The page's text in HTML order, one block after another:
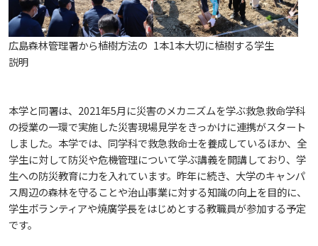
教育に関する基本方針
生）
アドミッション・ポリシー（2024～2026年度入学
生）
カリキュラム・ポリシー（2024年度以降入学生）
カリキュラム・ポリシー（2023年度入学生）
ディプロマ・ポリシー
ディプロマ・ポリシー（2024年度入学生）
沿革
学園からのメッセージ
大学基礎データ
学生生活支援について
就職支援について
動物実験に関する情報について
財務・事業計画等について
広島国際大学施設等貸与内規
施設紹介
施設を動画で紹介
キャンパスの歴史を振り返る
心理臨床センター
大学広報
メディア掲載情報
SNS公式アカウント
ハラスメントについて
SDGsについて
資料請求
関連情報
交通アクセス
学園・姉妹校のご案内
お問い合わせ
健康スポーツ学部
健康科学部
看護学部
薬学部
保健医療学専攻
健康科学研究科
医療経営学専攻
心理学専攻
看護学研究科
看護学専攻
薬学研究科
助産学専攻科
就職支援
就業力育成プログラム
エクステンション講座
開講講座
受講申込方法
就職データ
キャリア支援係利用案内
産官学連携
研究連携相談
研究者要覧
研究者情報（学会賞・研究者インタビュー）
公的研究費の責任体系について
地域連携
公開講座
公開講座
公開講座 過去の開講コース
高大連携
子ども向け体験講座
国際交流
国際化ビジョン
海外研修情報
アクセス
広島森林管理署から植樹方法の
説明
1本1本大切に植樹する学生
本学と同署は、2021年5月に災害のメカニズムを学ぶ救急救命学科
の授業の一環で実施した災害現場見学をきっかけに連携がスタート
しました。本学では、同学科で救急救命士を養成しているほか、全
学生に対して防災や危機管理について学ぶ講義を開講しており、学
生への防災教育に力を入れています。昨年に続き、大学のキャンパ
ス周辺の森林を守ることや治山事業に対する知識の向上を目的に、
学生ボランティアや焼廣学長をはじめとする教職員が参加する予定
です。
2021
2020
2018
2017
2016
2023
2025
2024
2022
2021